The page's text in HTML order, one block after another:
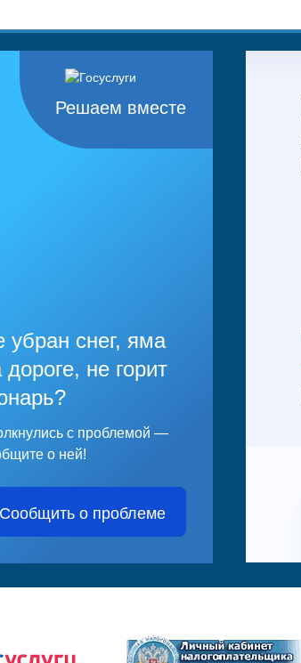
Решаем вместе
убран снег, яма
дороге, не горит
с проблемой —
о ней!
Сообщить о проблеме